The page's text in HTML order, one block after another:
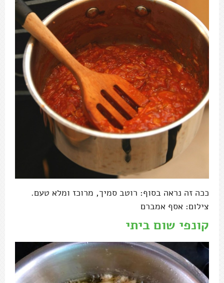
ככה זה נראה בסוף: רוטב סמיך, מרוכז ומלא טעם.
צילום: אסף אמברם
קונפי שום ביתי